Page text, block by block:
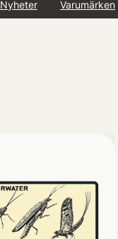
Nyheter Varumärken